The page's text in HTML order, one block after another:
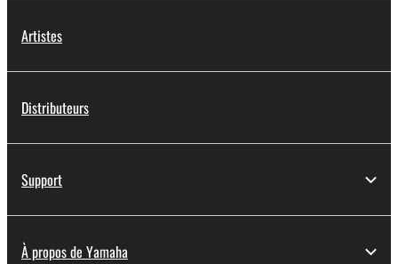
Artistes
Distributeurs
Support
À propos de Yamaha